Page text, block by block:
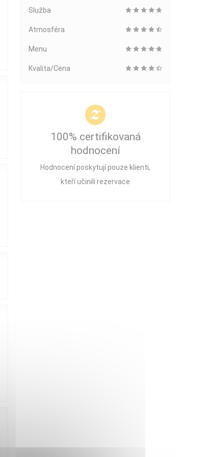
Služba
Atmosféra
Menu
Kvalita/Cena
100% certifikovaná
hodnocení
Hodnocení poskytují pouze klienti,
kteří učinili rezervace